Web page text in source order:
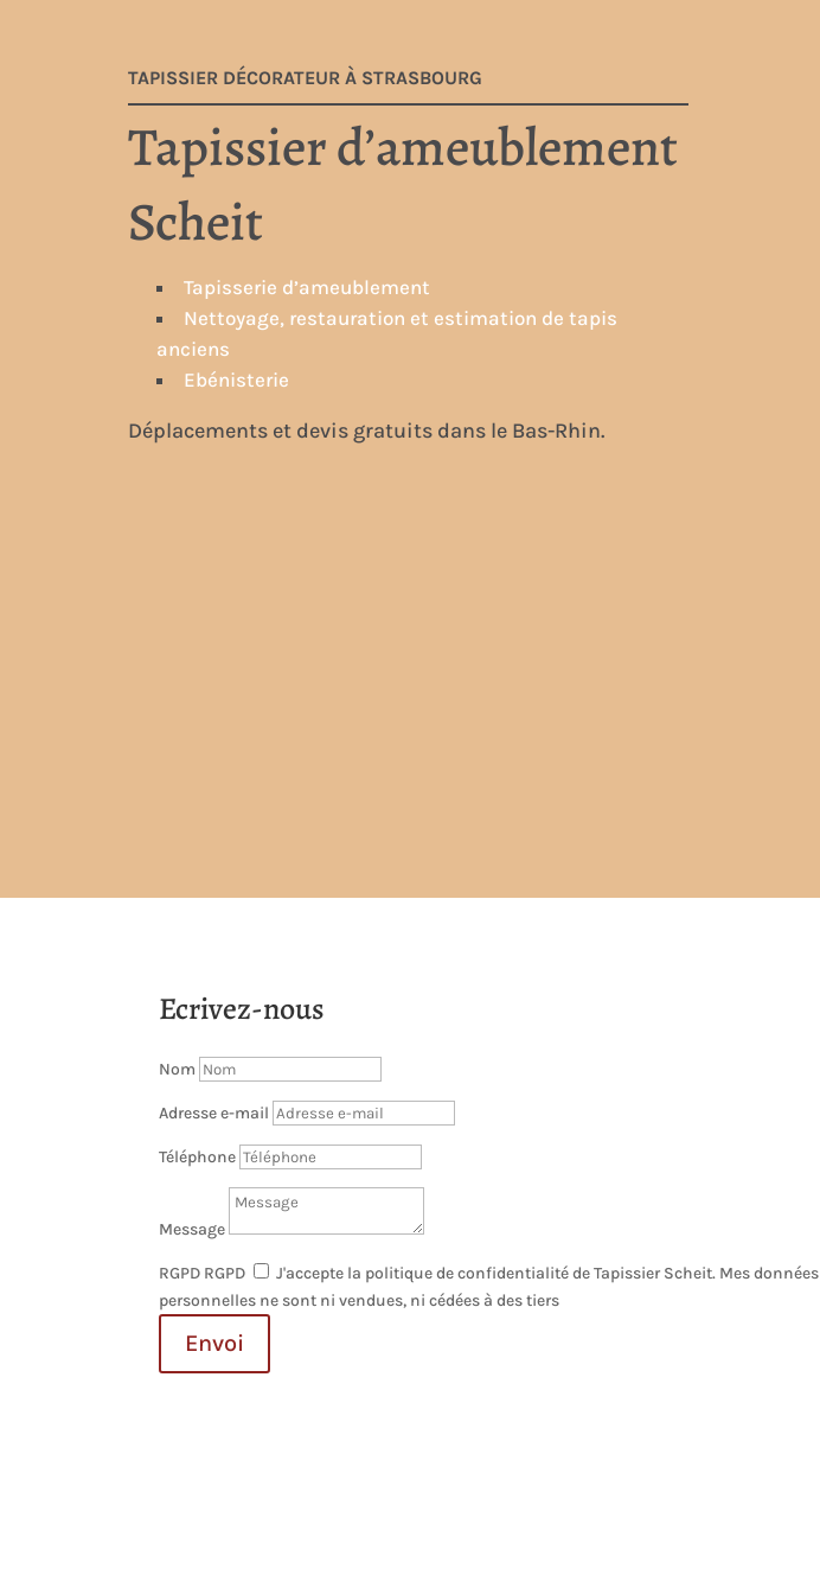
TAPISSIER DÉCORATEUR À STRASBOURG
Tapissier d’ameublement
Scheit
Tapisserie d’ameublement
Nettoyage, restauration et estimation de tapis
anciens
Ebénisterie
Déplacements et devis gratuits dans le Bas-Rhin.
Ecrivez-nous
Nom
Adresse e-mail
Téléphone
Message
RGPD RGPD
J'accepte la politique de confidentialité de Tapissier Scheit. Mes données
personnelles ne sont ni vendues, ni cédées à des tiers
Envoi